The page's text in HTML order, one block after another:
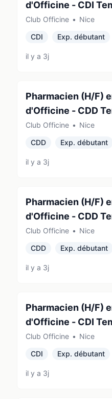
d'Officine - CDI
(06200)
Club Officine • Nice
CDI
Exp. débutant
il y a 3j
Pharmacien (H/F)
d'Officine - CDD
(06200)
Club Officine • Nice
CDD
Exp. débutant
il y a 3j
Pharmacien (H/F)
d'Officine - CDD
(06200)
Club Officine • Nice
CDD
Exp. débutant
il y a 3j
Pharmacien (H/F)
d'Officine - CDI
(06000)
Club Officine • Nice
CDI
Exp. débutant
il y a 3j